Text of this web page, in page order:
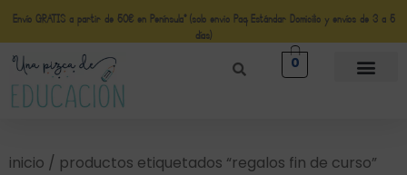
Envío GRATIS a partir de 50€ en Península* (solo envio Paq Estándar Domicilio y envíos de 3 a 5
días)
0
inicio / productos etiquetados “regalos fin de curso”